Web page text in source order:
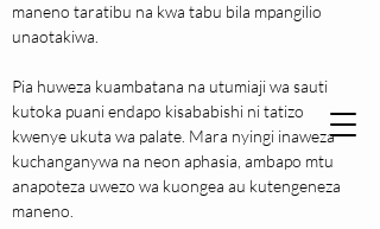
maneno taratibu na kwa tabu bila mpangilio
unaotakiwa.
Pia huweza kuambatana na utumiaji wa sauti
kutoka puani endapo kisababishi ni tatizo
kwenye ukuta wa palate. Mara nyingi inaweza
kuchanganywa na neon aphasia, ambapo mtu
anapoteza uwezo wa kuongea au kutengeneza
maneno.